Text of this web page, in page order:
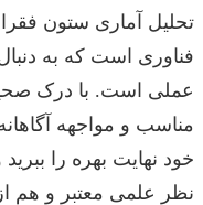
تحلیل آماری ستون
فناوری است که به
عملی است. با درک
مناسب و مواجهه
خود نهایت بهره را
نظر علمی معتبر و هم